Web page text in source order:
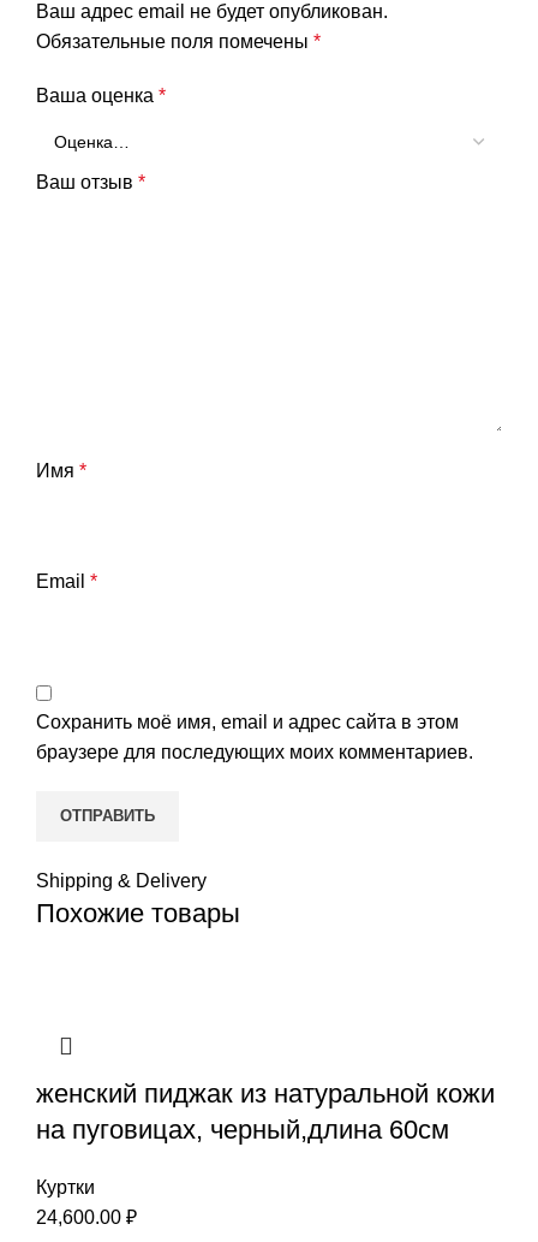
Ваш адрес email не будет опубликован.
Обязательные поля помечены *
Ваша оценка *
Ваш отзыв *
Имя *
Email *
Сохранить моё имя, email и адрес сайта в этом
браузере для последующих моих комментариев.
Shipping & Delivery
Похожие товары
женский пиджак из натуральной кожи
на пуговицах, черный,длина 60см
Куртки
24,600.00 ₽